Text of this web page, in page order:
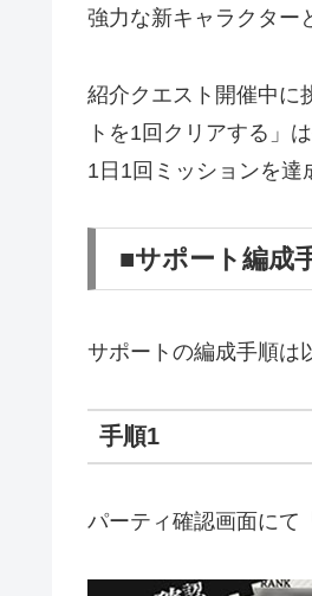
強力な新キャラクター
紹介クエスト開催中に
トを1回クリアする」
1日1回ミッションを達
■サポート編成
サポートの編成手順は
手順1
パーティ確認画面にて